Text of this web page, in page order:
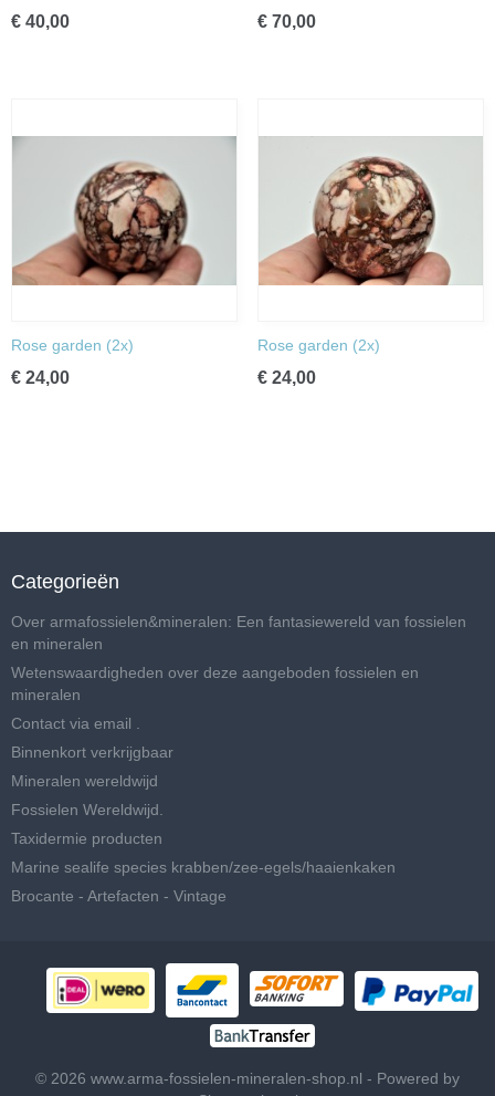
€ 40,00 € 70,00
Rose garden (2x)
€ 24,00
Rose garden (2x)
€ 24,00
Categorieën
Over armafossielen&mineralen: Een fantasiewereld van fossielen
en mineralen
Wetenswaardigheden over deze aangeboden fossielen en
mineralen
Contact via email .
Binnenkort verkrijgbaar
Mineralen wereldwijd
Fossielen Wereldwijd.
Taxidermie producten
Marine sealife species krabben/zee-egels/haaienkaken
Brocante - Artefacten - Vintage
© 2026 www.arma-fossielen-mineralen-shop.nl - Powered by